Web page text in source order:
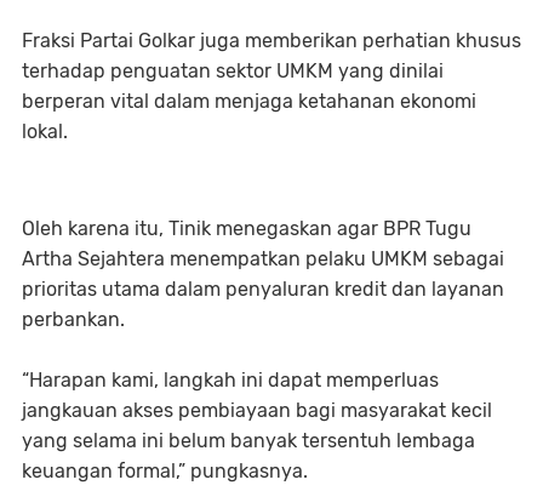
Fraksi Partai Golkar juga memberikan perhatian khusus
terhadap penguatan sektor UMKM yang dinilai
berperan vital dalam menjaga ketahanan ekonomi
lokal.
Oleh karena itu, Tinik menegaskan agar BPR Tugu
Artha Sejahtera menempatkan pelaku UMKM sebagai
prioritas utama dalam penyaluran kredit dan layanan
perbankan.
“Harapan kami, langkah ini dapat memperluas
jangkauan akses pembiayaan bagi masyarakat kecil
yang selama ini belum banyak tersentuh lembaga
keuangan formal,” pungkasnya.